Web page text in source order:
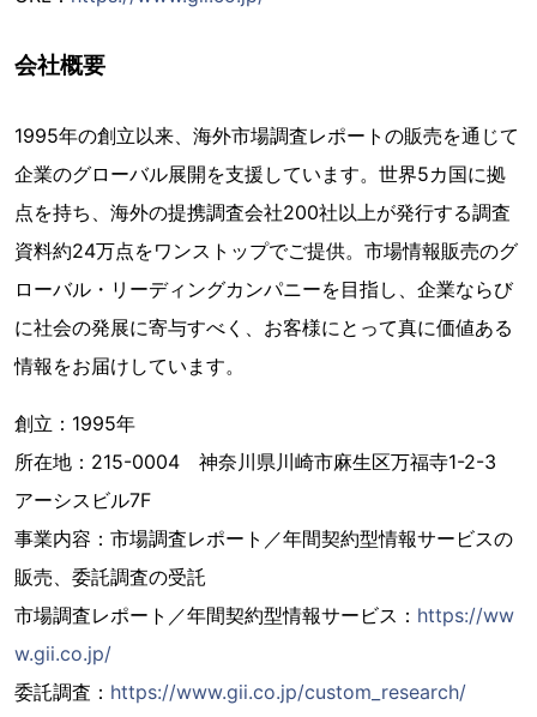
会社概要
1995年の創立以来、海外市場調査レポートの販売を通じて
企業のグローバル展開を支援しています。世界5カ国に拠
点を持ち、海外の提携調査会社200社以上が発行する調査
資料約24万点をワンストップでご提供。市場情報販売のグ
ローバル・リーディングカンパニーを目指し、企業ならび
に社会の発展に寄与すべく、お客様にとって真に価値ある
情報をお届けしています。
創立：1995年
所在地：215-0004 神奈川県川崎市麻生区万福寺1-2-3
アーシスビル7F
事業内容：市場調査レポート／年間契約型情報サービスの
販売、委託調査の受託
市場調査レポート／年間契約型情報サービス： https://ww
w.gii.co.jp/
委託調査： https://www.gii.co.jp/custom_research/